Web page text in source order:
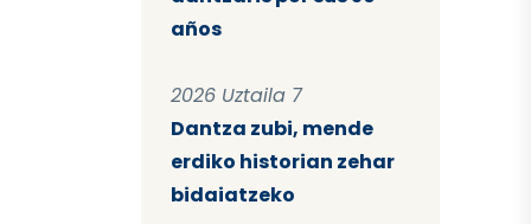
años
2026 Uztaila 7
Dantza zubi, mende
erdiko historian zehar
bidaiatzeko